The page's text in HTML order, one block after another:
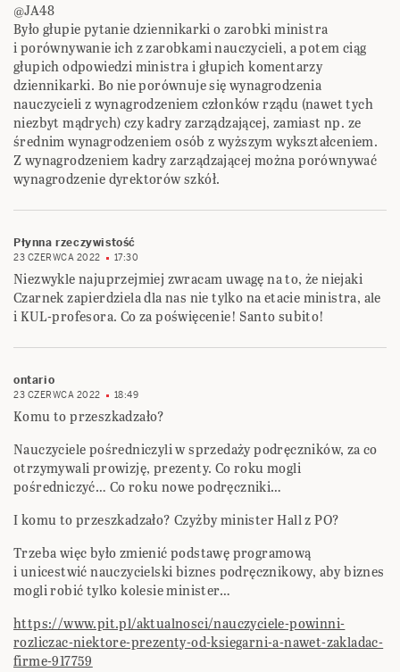
@JA48
Było głupie pytanie dziennikarki o zarobki ministra
i porównywanie ich z zarobkami nauczycieli, a potem ciąg
głupich odpowiedzi ministra i głupich komentarzy
dziennikarki. Bo nie porównuje się wynagrodzenia
nauczycieli z wynagrodzeniem członków rządu (nawet tych
niezbyt mądrych) czy kadry zarządzającej, zamiast np. ze
średnim wynagrodzeniem osób z wyższym wykształceniem.
Z wynagrodzeniem kadry zarządzającej można porównywać
wynagrodzenie dyrektorów szkół.
Płynna rzeczywistość
23 CZERWCA 2022 17:30
Niezwykle najuprzejmiej zwracam uwagę na to, że niejaki
Czarnek zapierdziela dla nas nie tylko na etacie ministra, ale
i KUL-profesora. Co za poświęcenie! Santo subito!
ontario
23 CZERWCA 2022 18:49
Komu to przeszkadzało?
Nauczyciele pośredniczyli w sprzedaży podręczników, za co
otrzymywali prowizję, prezenty. Co roku mogli
pośredniczyć… Co roku nowe podręczniki…
I komu to przeszkadzało? Czyżby minister Hall z PO?
Trzeba więc było zmienić podstawę programową
i unicestwić nauczycielski biznes podręcznikowy, aby biznes
mogli robić tylko kolesie minister…
https://www.pit.pl/aktualnosci/nauczyciele-powinni-
rozliczac-niektore-prezenty-od-ksiegarni-a-nawet-zakladac-
firme-917759